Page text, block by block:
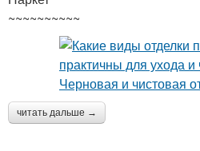
~~~~~~~~~~
читать дальше →